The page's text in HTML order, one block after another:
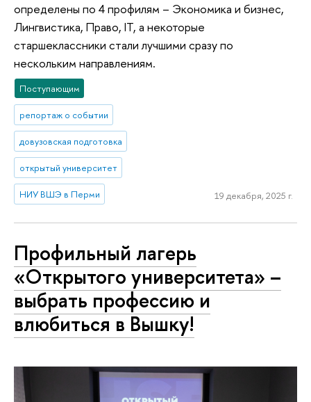
определены по 4 профилям – Экономика и бизнес,
Лингвистика, Право, IT, а некоторые
старшеклассники стали лучшими сразу по
нескольким направлениям.
Поступающим
репортаж о событии
довузовская подготовка
открытый университет
НИУ ВШЭ в Перми 19 декабря, 2025 г.
Профильный лагерь
«Открытого университета» –
выбрать профессию и
влюбиться в Вышку!